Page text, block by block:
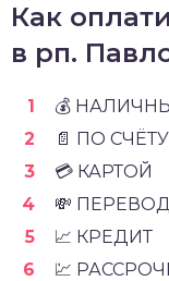
Как
в рп.
💰
📄 ПО СЧЁТУ
💳 КАРТОЙ
💸 ПЕРЕВОД
📈 КРЕДИТ
💹